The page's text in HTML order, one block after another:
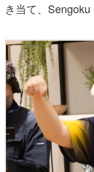
き当て、Sengoku